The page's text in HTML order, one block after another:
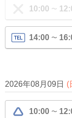
10:00 〜
14:00 〜
2026年08月09日 (
10:00 〜